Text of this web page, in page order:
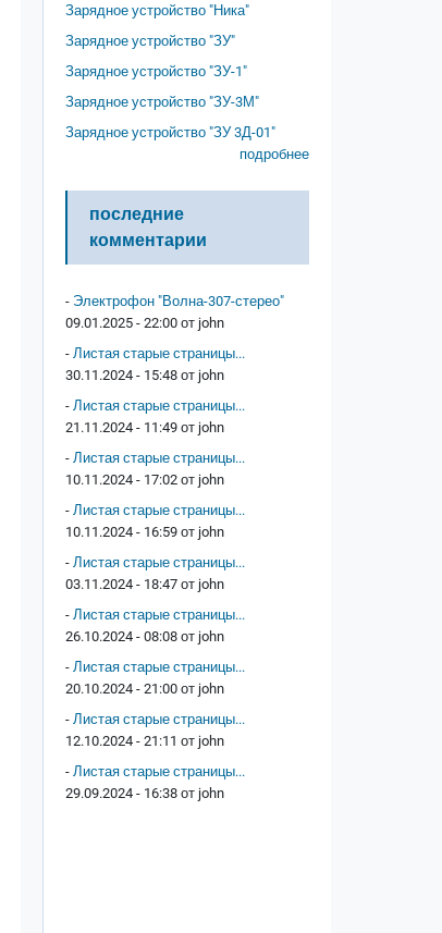
Зарядное устройство "Ника"
Зарядное устройство "ЗУ"
Зарядное устройство "ЗУ-1"
Зарядное устройство "ЗУ-3М"
Зарядное устройство "ЗУ 3Д-01"
подробнее
последние
комментарии
- Электрофон "Волна-307-стерео"
09.01.2025 - 22:00 от john
- Листая старые страницы...
30.11.2024 - 15:48 от john
- Листая старые страницы...
21.11.2024 - 11:49 от john
- Листая старые страницы...
10.11.2024 - 17:02 от john
- Листая старые страницы...
10.11.2024 - 16:59 от john
- Листая старые страницы...
03.11.2024 - 18:47 от john
- Листая старые страницы...
26.10.2024 - 08:08 от john
- Листая старые страницы...
20.10.2024 - 21:00 от john
- Листая старые страницы...
12.10.2024 - 21:11 от john
- Листая старые страницы...
29.09.2024 - 16:38 от john